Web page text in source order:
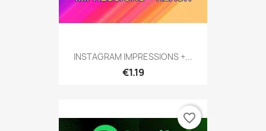
INSTAGRAM IMPRESSIONS +...
€1.19
favorite_border